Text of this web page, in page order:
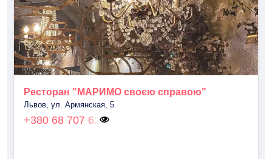
Ресторан "МАРИМО своєю справою"
Львов, ул. Армянская, 5
+380 68 707 62